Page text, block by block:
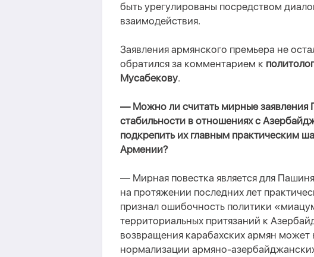
быть урегулированы посредством
взаимодействия.
Заявления армянского премьера не
обратился за комментарием к
Мусабекову.
— Можно ли считать мирные заявления
стабильности в отношениях с
подкрепить их главным практическим
Армении?
— Мирная повестка является для
на протяжении последних лет
признал ошибочность политики
территориальных притязаний к
возвращения карабахских армян может
нормализации армяно-